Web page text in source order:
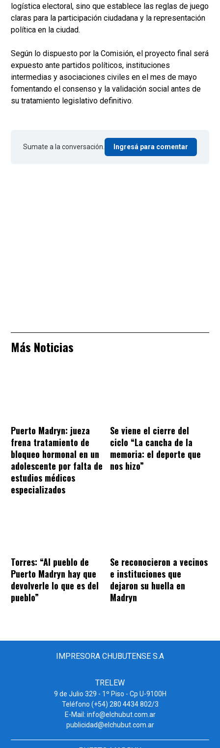
logística electoral, sino que establece las reglas de juego
claras para la participación ciudadana y la representación
política en la ciudad.
Según lo dispuesto por la Comisión, el proyecto final será
expuesto ante partidos políticos, instituciones
intermedias y asociaciones civiles en el mes de mayo
fomentando el consenso y la validación social antes de
su tratamiento legislativo definitivo.
Sumate a la conversación. Ingresá para comentar
Más Noticias
Puerto Madryn: jueza
frena tratamiento de
bloqueo hormonal en un
adolescente por falta de
estudios médicos
especializados
Se viene el cierre del
ciclo “La cancha de la
memoria: el deporte que
nos hizo”
Torres: “Al pueblo de
Puerto Madryn hay que
devolverle lo que es del
pueblo”
Se reconocieron a vecinos
e instituciones que
dejaron su huella en
Madryn
IMPRESORA CHUBUTENSE S.A
TRELEW
9 de Julio 329 - 1º Piso - Cp U-9100H
Teléfono (+54) 280 4434 802/3
E-Mail: info@elchubut.com.ar
publicidad@elchubut.com.ar